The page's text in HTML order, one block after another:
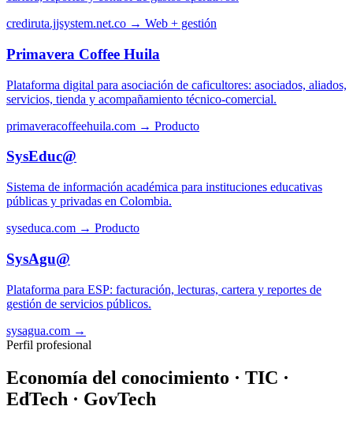
crediruta.jjsystem.net.co → Web + gestión
Primavera Coffee Huila
Plataforma digital para asociación de caficultores: asociados, aliados,
servicios, tienda y acompañamiento técnico-comercial.
primaveracoffeehuila.com → Producto
SysEduc@
Sistema de información académica para instituciones educativas
públicas y privadas en Colombia.
syseduca.com → Producto
SysAgu@
Plataforma para ESP: facturación, lecturas, cartera y reportes de
gestión de servicios públicos.
sysagua.com →
Perfil profesional
Economía del conocimiento · TIC ·
EdTech · GovTech